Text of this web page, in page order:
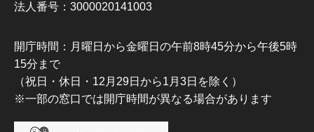
法人番号：3000020141003
開庁時間：月曜日から金曜日の午前8時45分から午後5時
15分まで
（祝日・休日・12月29日から1月3日を除く）
※一部の窓口では開庁時間が異なる場合があります